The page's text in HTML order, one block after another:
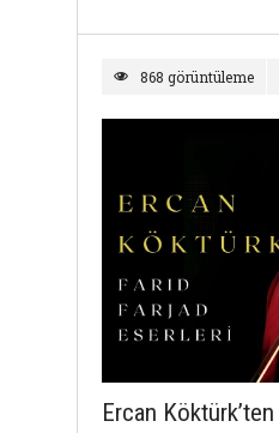
868 görüntüleme
Ercan